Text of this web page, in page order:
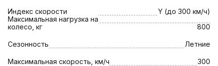
Индекс скорости
Y (до 300 км/ч)
Максимальная нагрузка на
колесо, кг
800
Сезонность Летние
Максимальная скорость, км/ч 300